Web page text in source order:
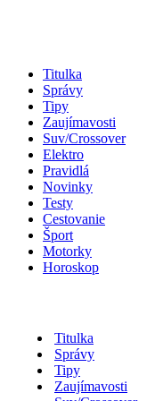
Titulka
Správy
Tipy
Zaujímavosti
Suv/Crossover
Elektro
Pravidlá
Novinky
Testy
Cestovanie
Šport
Motorky
Horoskop
Titulka
Správy
Tipy
Zaujímavosti